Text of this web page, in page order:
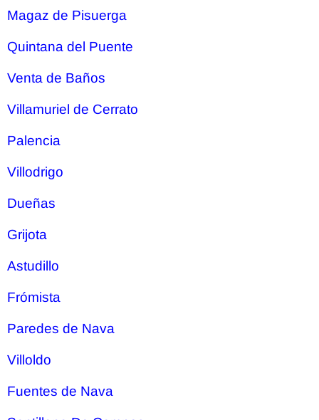
Magaz de Pisuerga
Quintana del Puente
Venta de Baños
Villamuriel de Cerrato
Palencia
Villodrigo
Dueñas
Grijota
Astudillo
Frómista
Paredes de Nava
Villoldo
Fuentes de Nava